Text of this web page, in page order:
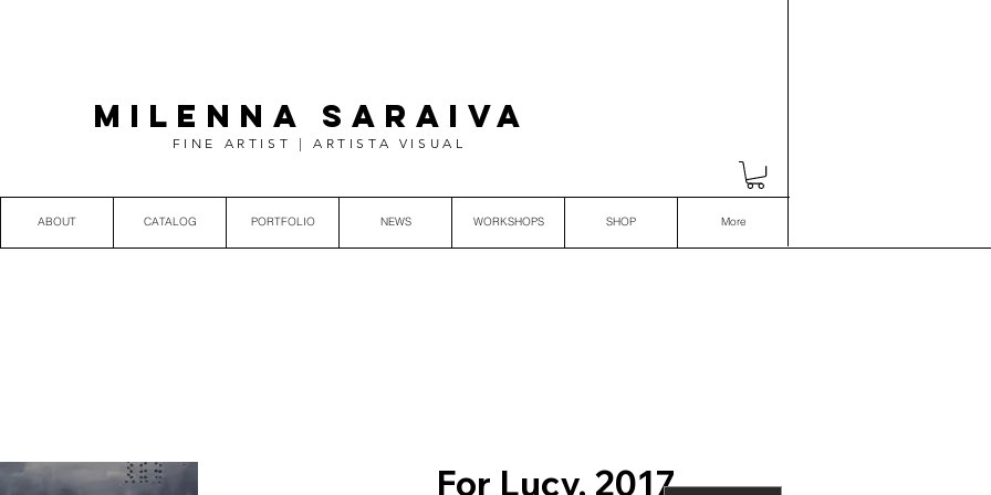
MILENNA SARAIVA
FINE ARTIST | ARTISTA VISUAL
ABOUT CATALOG PORTFOLIO NEWS WORKSHOPS SHOP More
For Lucy, 2017